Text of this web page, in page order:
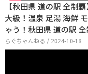
【秋田県 道の駅 全制
大級！温泉 足湯 海鮮
ゃう！秋田県 道の駅
らぐちゃんねる / 2024-10-18